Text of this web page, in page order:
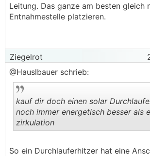
Leitung. Das ganze am besten gleich
Entnahmestelle platzieren.
Ziegelrot
@Hauslbauer schrieb:
kauf dir doch einen solar
noch immer energetisch besser als
zirkulation
So ein Durchlauferhitzer hat eine